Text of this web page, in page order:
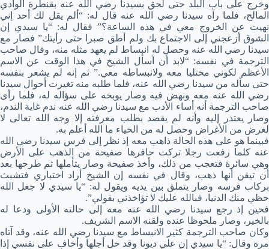
وخرج على باب البلد حتى لحق بسيدنا رضي الله عنه بقنطرة الوادي
المالح، فلما رآه سيدنا رضي الله عنه قال له: “ألم يقل لك أحد إني
نهيت عن الخروج معي في هذه الساعة؟” فقال له: “يا سيدي إن
الشوق أزعجني إلى الاجتماع بك ولم أطق صبرا حتى رأيتك” فصار مع
سيدنا رضي الله عنه وحصل له انبساط لم يعهد مثله منه، وقال صاحب
الترجمة في نفسه: “لابد أن أسأل الشيخ في هذا الوقت عن الاسم
الأعظم لكوني مختليا معه ولانبساطه معي.” ثم إنه لم يشعر بنفسه
حتى سأله من سيدنا رضي الله عنه، فلما طلبه منه تغيرت أحوال سيدنا
رضي الله عنه معه ونهض فيه وصار يوبخه على سؤاله له، فلما رأى
صاحب الترجمة أنه أساء الأدب مع سيدنا رضي الله عنه ندم غاية الندم،
وصار يعتذر إليه وأنه لم يقصد بطلب معرفته إلا وجه الله تعالى لا
لغرض من الأغراض وحصل له من الحياء ما الله أعلم به.
فبينما هو على هذه الحالة ذاهب معه إذ نظر إلى فرس سيدنا رضي الله
عنه كلما رفعت رجلا تركت حافرها صفيحة من الذهب على الأرض
وهي سائرة فتعجب من ذلك، وأخذ صفيحة وصار يتأملها ثم طرحها بعد
أن تيقن أنها ذهب، وقال في نفسه إن الشيخ أراد اختباري فتشبث
بركاب فرسه وصار يتملق بين يديه ويقول له: “يا سيدي لا جعل الله
حظي منك الدنيا، فبالله عليك لا تؤاخذني بقولي”.
فحين إذ رجع سيدنا رضي الله عنه معه إلى حالته الأولى ودعا له
بالخير، وصار ملحوظا عنده ولقنه الاسم الشريف.
وكان صاحب الترجمة كثير الانبساط مع سيدنا رضي الله عنه، وقد آتاه
مرة وقال: “يا سيدي إن علي ديونا وقد حل أجلها وأخاف على نفسي إذا